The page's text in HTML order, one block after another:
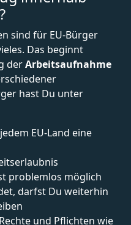
sind für EU-Bürger
Das beginnt
derArbeitsaufnahme
hast Du unter
EU-Land eine
problemlos möglich
darfst Du weiterhin
und Pflichten wie